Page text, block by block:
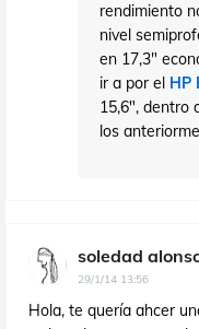
rendimiento
nivel
en 17,3"
ir a por el HP
15,6", dentro
los
soledad
29/1/14 13:56
Hola, te quería ahcer